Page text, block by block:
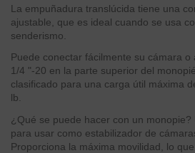
La empuñadura translúcida tiene una
ajustable, que es ideal cuando se usa
senderismo.
Puede conectar fácilmente su cámara o
1/4 "-20 en la parte superior del
clasificado para una carga útil máxima
lb.
¿Qué se puede hacer con un monopie?
para usar como estabilizador de
Proporciona la máxima movilidad, lo